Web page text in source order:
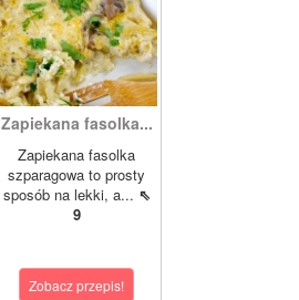
Zapiekana fasolka...
Zapiekana fasolka
szparagowa to prosty
sposób na lekki, a... ⇖
9
Zobacz przepis!